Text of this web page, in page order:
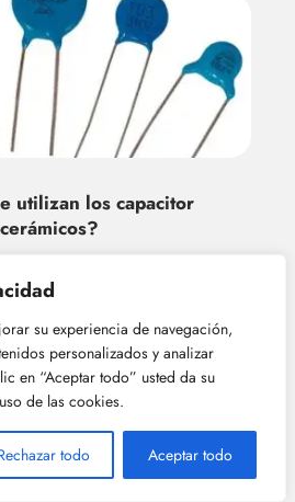
su experiencia de navegación,
personalizados y analizar
en “Aceptar todo” usted da su
de las cookies.
todo Aceptar todo
utilizan los capacitor
cerámicos?
máxima de los